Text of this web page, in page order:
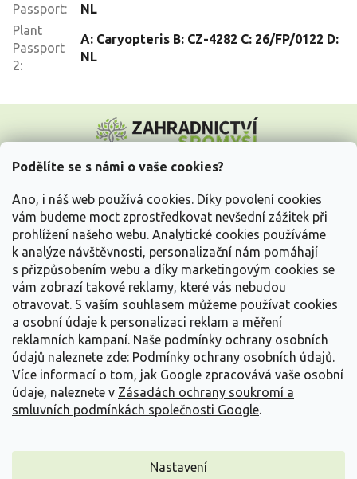
Podělíte se s námi o vaše cookies?
Ano, i náš web používá cookies. Díky povolení cookies
vám budeme moct zprostředkovat nevšední zážitek při
prohlížení našeho webu. Analytické cookies používáme
k analýze návštěvnosti, personalizační nám pomáhají
s přizpůsobením webu a díky marketingovým cookies se
vám zobrazí takové reklamy, které vás nebudou
otravovat. S vaším souhlasem můžeme používat cookies
a osobní údaje k personalizaci reklam a měření
reklamních kampaní. Naše podmínky ochrany osobních
údajů naleznete zde: Podmínky ochrany osobních údajů.
Více informací o tom, jak Google zpracovává vaše osobní
údaje, naleznete v Zásadách ochrany soukromí a
smluvních podmínkách společnosti Google.
Nastavení
Passport:
NL
Plant
Passport
2:
A: Caryopteris B: CZ-4282 C: 26/FP/0122 D:
NL
p
Vše o nákupu
Informace pro Vás
Kontakujte nás
Vytvořil Shoptet